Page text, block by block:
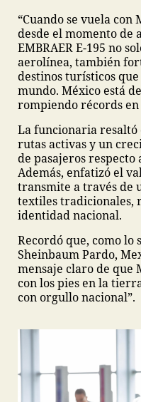
“Cuando se vuela con
desde el momento de
EMBRAER E-195 no
aerolínea, también
destinos turísticos
mundo. México está
rompiendo récords
La funcionaria resaltó
rutas activas y un
de pasajeros respecto
Además, enfatizó el
transmite a través de
textiles tradicionales,
identidad nacional.
Recordó que, como lo
Sheinbaum Pardo,
mensaje claro de que
con los pies en la
con orgullo nacional”.